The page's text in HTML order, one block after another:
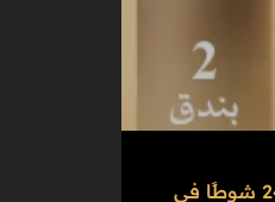
أكثر من 50 مليون ريال جوائز و248 شوطًا في